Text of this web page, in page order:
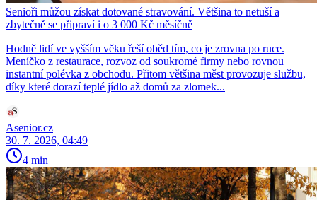
Senioři můžou získat dotované stravování. Většina to netuší a
zbytečně se připraví i o 3 000 Kč měsíčně
Hodně lidí ve vyšším věku řeší oběd tím, co je zrovna po ruce.
Meníčko z restaurace, rozvoz od soukromé firmy nebo rovnou
instantní polévka z obchodu. Přitom většina měst provozuje službu,
díky které dorazí teplé jídlo až domů za zlomek...
Asenior.cz
30. 7. 2026, 04:49
4 min